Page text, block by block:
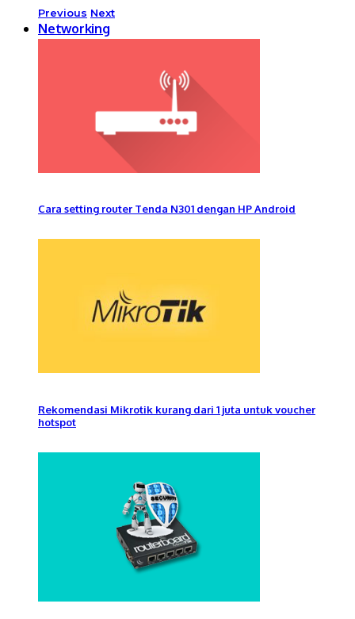
Previous Next
Networking
Cara setting router Tenda N301 dengan HP Android
Rekomendasi Mikrotik kurang dari 1 juta untuk voucher
hotspot